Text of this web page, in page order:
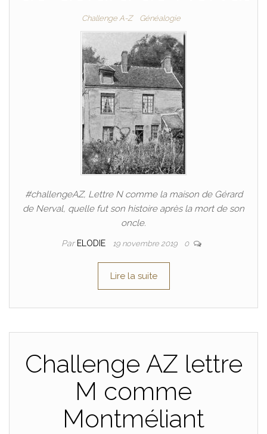
Challenge A-Z Généalogie
#challengeAZ, Lettre N comme la maison de Gérard
de Nerval, quelle fut son histoire après la mort de son
oncle.
Par ELODIE 19 novembre 2019 0
Lire la suite
Challenge AZ lettre
M comme
Montméliant